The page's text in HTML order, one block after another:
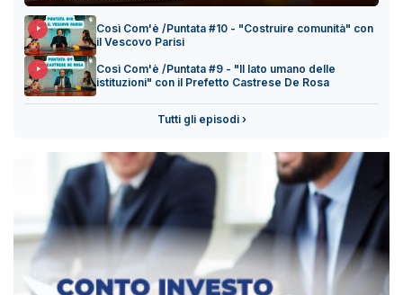
Così Com'è /Puntata #10 - "Costruire comunità" con
il Vescovo Parisi
Così Com'è /Puntata #9 - "Il lato umano delle
istituzioni" con il Prefetto Castrese De Rosa
Tutti gli episodi ›